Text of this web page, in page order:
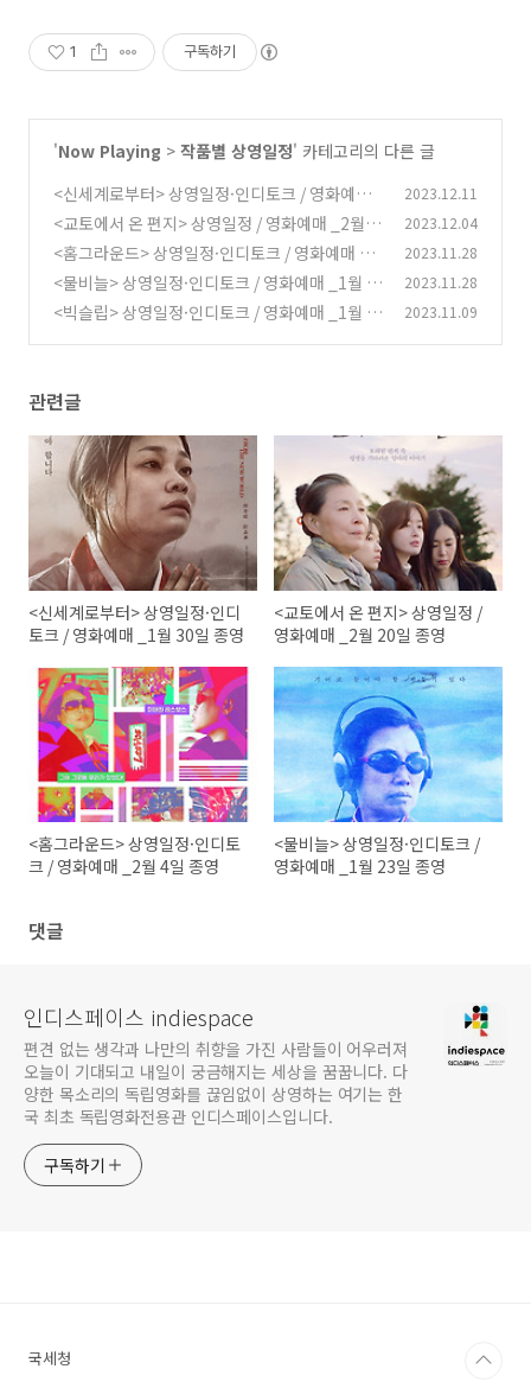
1 구독하기
'Now Playing > 작품별 상영일정' 카테고리의 다른 글
<신세계로부터> 상영일정·인디토크 / 영화예매
_1월 30일 종영 (0)
2023.12.11
<교토에서 온 편지> 상영일정 / 영화예매 _2월 2
0일 종영 (0)
2023.12.04
<홈그라운드> 상영일정·인디토크 / 영화예매 _2
월 4일 종영 (0)
2023.11.28
<물비늘> 상영일정·인디토크 / 영화예매 _1월 2
3일 종영
(0)
2023.11.28
<빅슬립> 상영일정·인디토크 / 영화예매 _1월 8
2023.11.09
관련글
<신세계로부터> 상영일정·인디
토크 / 영화예매 _1월 30일 종영
<교토에서 온 편지> 상영일정 /
영화예매 _2월 20일 종영
<홈그라운드> 상영일정·인디토
크 / 영화예매 _2월 4일 종영
<물비늘> 상영일정·인디토크 /
영화예매 _1월 23일 종영
댓글
인디스페이스 indiespace
편견 없는 생각과 나만의 취향을 가진 사람들이 어우러져
오늘이 기대되고 내일이 궁금해지는 세상을 꿈꿉니다. 다
양한 목소리의 독립영화를 끊임없이 상영하는 여기는 한
국 최초 독립영화전용관 인디스페이스입니다.
구독하기
국세청